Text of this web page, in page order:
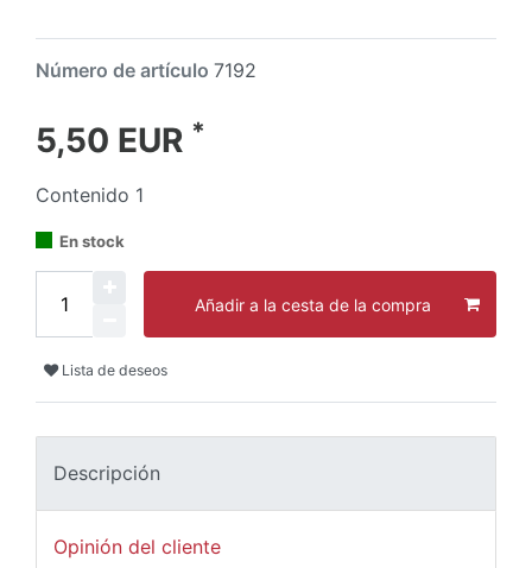
Número de artículo 7192
5,50 EUR *
Contenido 1
En stock
Añadir a la cesta de la compra
Lista de deseos
Descripción
Opinión del cliente